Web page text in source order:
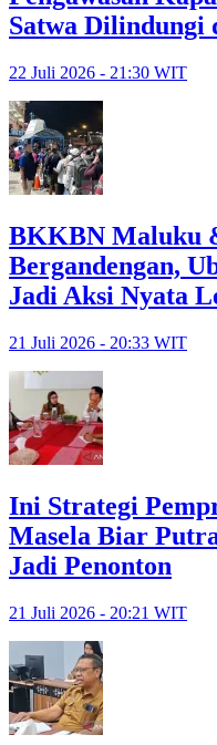
Satwa Dilindungi
22 Juli 2026 - 21:30 WIT
BKKBN Maluku
Bergandengan,
Jadi Aksi Nyata
21 Juli 2026 - 20:33 WIT
Ini Strategi
Masela Biar
Jadi Penonton
21 Juli 2026 - 20:21 WIT